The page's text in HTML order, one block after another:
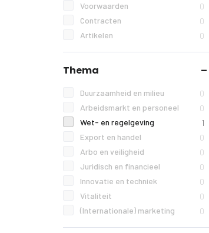
Voorwaarden 0
Contracten 0
Artikelen 0
Thema
Duurzaamheid en milieu 0
Arbeidsmarkt en personeel 0
Wet- en regelgeving 1
Export en handel 0
Arbo en veiligheid 0
Juridisch en financieel 0
Innovatie en techniek 0
Vitaliteit 0
(Internationale) marketing 0